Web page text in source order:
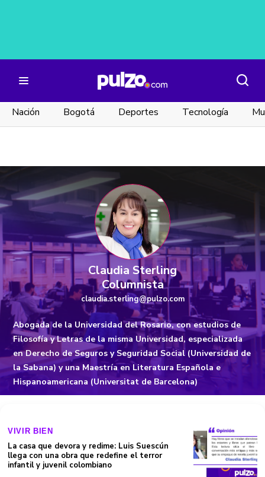
Nación Bogotá Deportes Tecnología
Claudia Sterling
Columnista
claudia.sterling@pulzo.com
Abogada de la Universidad del Rosario, con estudios de
Filosofía y Letras de la misma Universidad, especializada
en Derecho de Seguros y Seguridad Social (Universidad de
la Sabana) y una Maestría en Literatura Española e
Hispanoamericana (Universitat de Barcelona)
VIVIR BIEN
La casa que devora y redime: Luis Suescún
llega con una obra que redefine el terror
infantil y juvenil colombiano